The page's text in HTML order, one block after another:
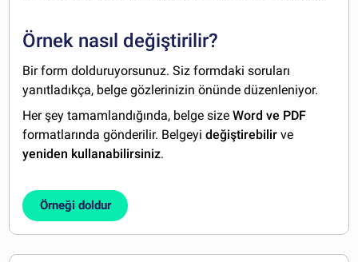
Örnek nasıl değiştirilir?
Bir form dolduruyorsunuz. Siz formdaki soruları
yanıtladıkça, belge gözlerinizin önünde düzenleniyor.
Her şey tamamlandığında, belge sizeWord ve PDF
formatlarında gönderilir. Belgeyideğiştirebilir ve
yeniden kullanabilirsiniz.
Örneği doldur